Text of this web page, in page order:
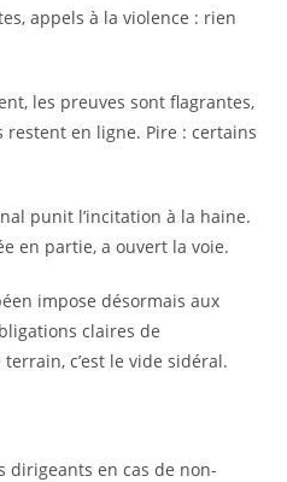
appels à la violence : rien
les preuves sont flagrantes,
en ligne. Pire : certains
punit l’incitation à la haine.
en partie, a ouvert la voie.
impose désormais aux
claires de
c’est le vide sidéral.
dirigeants en cas de non-